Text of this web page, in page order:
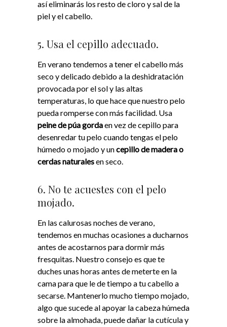
así eliminarás los resto de cloro y sal de la
piel y el cabello.
5. Usa el cepillo adecuado.
En verano tendemos a tener el cabello más
seco y delicado debido a la deshidratación
provocada por el sol y las altas
temperaturas, lo que hace que nuestro pelo
pueda romperse con más facilidad. Usa
peine de púa gordaen vez de cepillo para
desenredar tu pelo cuando tengas el pelo
húmedo o mojado y uncepillo de madera o
cerdas naturalesen seco.
6. No te acuestes con el pelo
mojado.
En las calurosas noches de verano,
tendemos en muchas ocasiones a ducharnos
antes de acostarnos para dormir más
fresquitas. Nuestro consejo es que te
duches unas horas antes de meterte en la
cama para que le de tiempo a tu cabello a
secarse. Mantenerlo mucho tiempo mojado,
algo que sucede al apoyar la cabeza húmeda
sobre la almohada, puede dañar la cutícula y